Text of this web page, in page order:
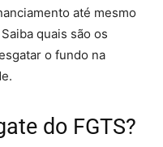
até mesmo
quais são os
o fundo na
do FGTS?